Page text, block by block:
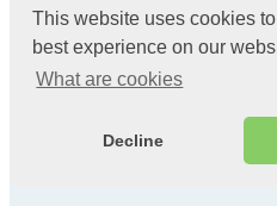
This website uses cookies
best experience on our
What are cookies
Decline